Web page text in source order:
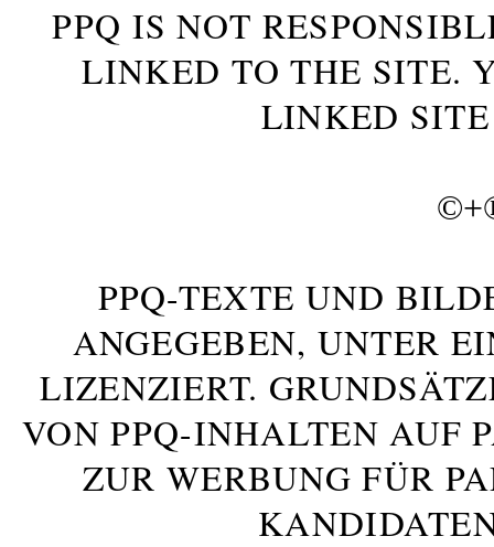
PPQ IS NOT
LINKED TO THE SITE.
LINKED
©+
PPQ-TEXTE UND
ANGEGEBEN, UNTER
LIZENZIERT.
VON PPQ-INHALTEN AUF
ZUR WERBUNG FÜR